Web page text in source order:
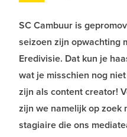
SC Cambuur is
seizoen zijn opwachting
Eredivisie. Dat kun je
wat je misschien nog
zijn als content creator!
zijn we namelijk op zoek
stagiaire die ons